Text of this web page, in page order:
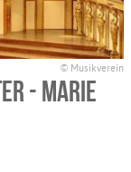
© Musikverein
- Marie